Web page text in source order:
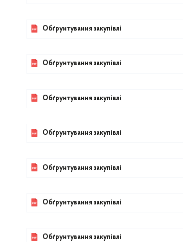
Обґрунтування закупівлі
Обґрунтування закупівлі
Обґрунтування закупівлі
Обґрунтування закупівлі
Обґрунтування закупівлі
Обґрунтування закупівлі
Обґрунтування закупівлі